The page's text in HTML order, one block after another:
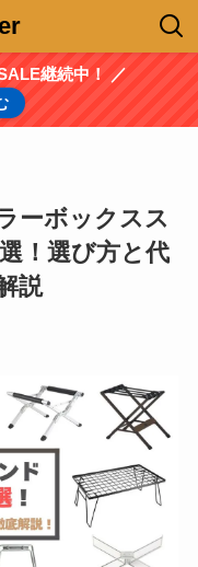
継続中！ ／
ーボックスス
！選び方と代
説